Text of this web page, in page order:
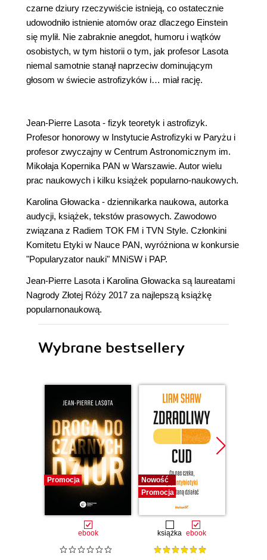
czarne dziury rzeczywiście istnieją, co ostatecznie
udowodniło istnienie atomów oraz dlaczego Einstein
się mylił. Nie zabraknie anegdot, humoru i wątków
osobistych, w tym historii o tym, jak profesor Lasota
niemal samotnie stanął naprzeciw dominującym
głosom w świecie astrofizyków i… miał rację.
Jean-Pierre Lasota - fizyk teoretyk i astrofizyk.
Profesor honorowy w Instytucie Astrofizyki w Paryżu i
profesor zwyczajny w Centrum Astronomicznym im.
Mikołaja Kopernika PAN w Warszawie. Autor wielu
prac naukowych i kilku książek popularno-naukowych.
Karolina Głowacka - dziennikarka naukowa, autorka
audycji, książek, tekstów prasowych. Zawodowo
związana z Radiem TOK FM i TVN Style. Członkini
Komitetu Etyki w Nauce PAN, wyróżniona w konkursie
"Popularyzator nauki" MNiSW i PAP.
Jean-Pierre Lasota i Karolina Głowacka są laureatami
Nagrody Złotej Róży 2017 za najlepszą książkę
popularnonaukową.
Wybrane bestsellery
Promocja
ebook
Nowość
Promocja
książka ebook